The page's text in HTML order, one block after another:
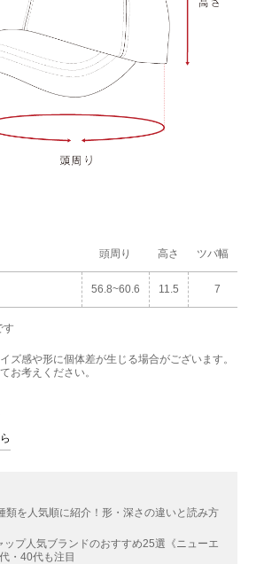
頭周り 高さ ツバ幅
56.8~60.6 11.5 7
す
ズ感や形に個体差が生じる場合がございます。
お考えください。
類を人気順に紹介！形・深さの違いと読み方
ップ人気ブランドのおすすめ25選《ニューエ
・40代も注目